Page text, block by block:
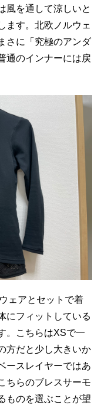
風を通して涼しいと
ます。北欧ノルウェ
さに「究極のアンダ
通のインナーには戻
ェアとセットで着
にフィットしている
。こちらはXSで一
方だと少し大きいか
ースレイヤーではあ
ちらのブレスサーモ
ものを選ぶことが望